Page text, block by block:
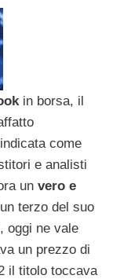
in borsa, il
come
e analisti
un vero e
terzo del suo
oggi ne vale
un prezzo di
il titolo toccava